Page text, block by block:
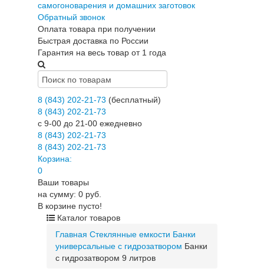
самогоноварения и домашних заготовок
Обратный звонок
Оплата товара при получении
Быстрая доставка по России
Гарантия на весь товар от 1 года
8 (843) 202-21-73 (бесплатный)
8 (843) 202-21-73
c 9-00 до 21-00 ежедневно
8 (843) 202-21-73
8 (843) 202-21-73
Корзина:
0
Ваши товары
на сумму: 0 руб.
В корзине пусто!
Каталог товаров
Главная Стеклянные емкости Банки
универсальные с гидрозатвором Банки
с гидрозатвором 9 литров